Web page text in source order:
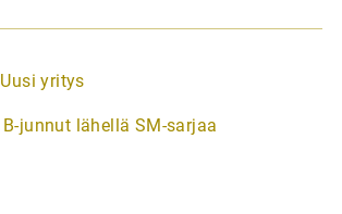
Uusi yritys
B-junnut lähellä SM-sarjaa